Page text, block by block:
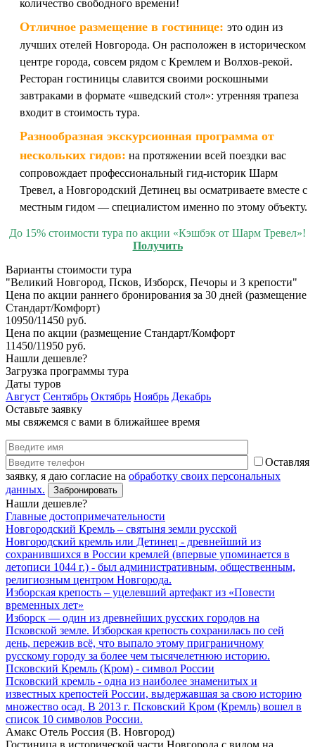
количество свободного времени!
Отличное размещение в гостинице: это один из
лучших отелей Новгорода. Он расположен в историческом
центре города, совсем рядом с Кремлем и Волхов-рекой.
Ресторан гостиницы славится своими роскошными
завтраками в формате «шведский стол»: утренняя трапеза
входит в стоимость тура.
Разнообразная экскурсионная программа от
нескольких гидов: на протяжении всей поездки вас
сопровождает профессиональный гид-историк Шарм
Тревел, а Новгородский Детинец вы осматриваете вместе с
местным гидом — специалистом именно по этому объекту.
До 15% стоимости тура по акции «Кэшбэк от Шарм Тревел»!
Получить
Варианты стоимости тура
"Великий Новгород, Псков, Изборск, Печоры и 3 крепости"
Цена по акции раннего бронирования за 30 дней (размещение
Стандарт/Комфорт)
10950/11450 руб.
Цена по акции (размещение Стандарт/Комфорт
11450/11950 руб.
Нашли дешевле?
Загрузка программы тура
Даты туров
Август Сентябрь Октябрь Ноябрь Декабрь
Оставьте заявку
мы свяжемся с вами в ближайшее время
Оставляя
заявку, я даю согласие на обработку своих персональных
данных.
Нашли дешевле?
Главные достопримечательности
Новгородский Кремль – святыня земли русской
Новгородский кремль или Детинец - древнейший из
сохранившихся в России кремлей (впервые упоминается в
летописи 1044 г.) - был административным, общественным,
религиозным центром Новгорода.
Изборская крепость – уцелевший артефакт из «Повести
временных лет»
Изборск — один из древнейших русских городов на
Псковской земле. Изборская крепость сохранилась по сей
день, пережив всё, что выпало этому приграничному
русскому городу за более чем тысячелетнюю историю.
Псковский Кремль (Кром) - символ России
Псковский кремль - одна из наиболее знаменитых и
известных крепостей России, выдержавшая за свою историю
множество осад. В 2013 г. Псковский Кром (Кремль) вошел в
список 10 символов России.
Амакс Отель Россия (В. Новгород)
Гостиница в исторической части Новгорода с видом на